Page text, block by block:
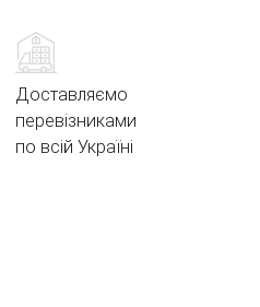
Доставляємо
перевізниками
по всій Україні